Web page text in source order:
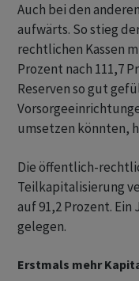
Auch bei den
aufwärts. So stieg
rechtlichen Kassen
Prozent nach 111,7
Reserven so gut
umsetzen könnten,
Die öffentlich-
Teilkapitalisierung
auf 91,2 Prozent.
gelegen.
Erstmals mehr